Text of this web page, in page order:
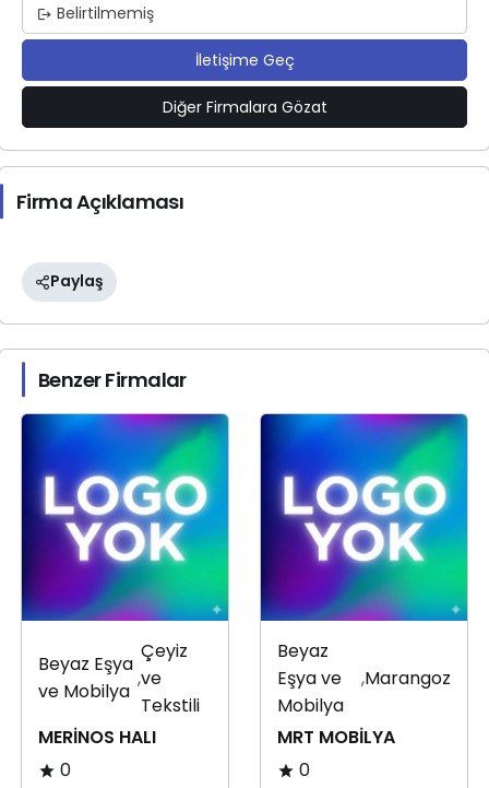
Belirtilmemiş
İletişime Geç
Diğer Firmalara Gözat
Firma Açıklaması
Paylaş
Benzer Firmalar
Beyaz Eşya
ve Mobilya
,
Çeyiz
ve
Tekstili
MERİNOS HALI
0
Beyaz
Eşya ve
Mobilya
,Marangoz
MRT MOBİLYA
0